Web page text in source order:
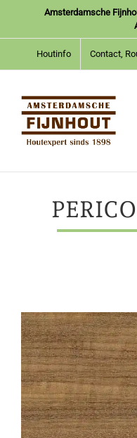
inhoud
Amsterdamsche
Houtinfo Contact,